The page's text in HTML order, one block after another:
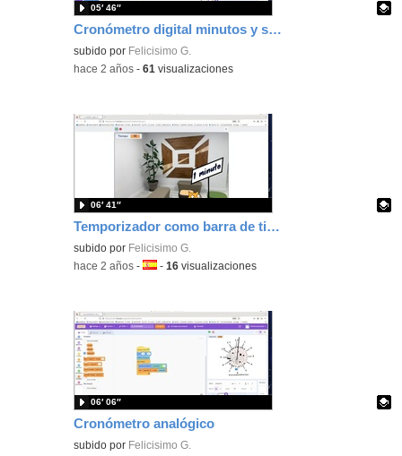
Cronómetro digital minutos y segundos
Contenido educativo.
subido por Felicisimo G.
05′ 46″
-hace 2 años -61 visualizaciones
Temporizador como barra de tiempo
Contenido educativo.
subido por Felicisimo G.
06′ 41″
-hace 2 años -Idioma:
-16 visualizaciones
Cronómetro analógico
Contenido educativo.
subido por Felicisimo G.
06′ 06″